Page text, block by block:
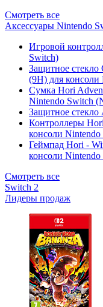
Смотреть все
Аксессуары Nintendo
Игровой
Switch)
Защитное стекло
(9H) для консоли
Сумка Hori
Nintendo Switch
Защитное стекло
Контроллеры
консоли
Геймпад Hori -
консоли
Смотреть все
Switch 2
Лидеры продаж